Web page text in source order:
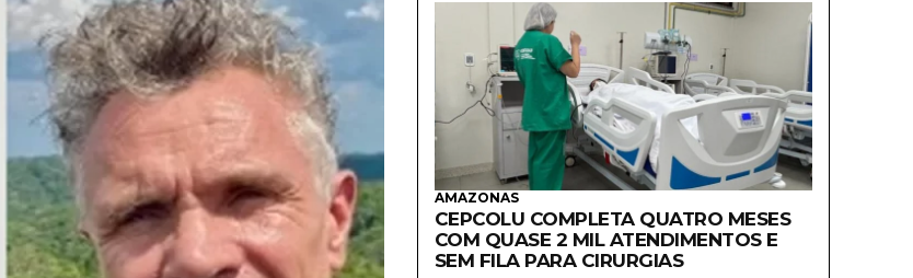
AMAZONAS
CEPCOLU COMPLETA QUATRO MESES
COM QUASE 2 MIL ATENDIMENTOS E
SEM FILA PARA CIRURGIAS